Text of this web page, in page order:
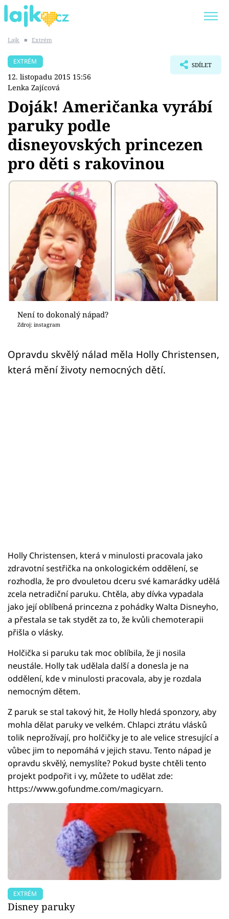
SHOPAHOLICADEL
Témata
Showbyznys
Youtubeři
Virály
Sex a vztahy
Videa
Sledujte prima+
Přihlášení
Sledujte nás
Lajk ■ Extrém
EXTRÉM
12. listopadu 2015 15:56
Lenka Zajícová
SDÍLET
Doják! Američanka vyrábí
paruky podle
disneyovských princezen
pro děti s rakovinou
Není to dokonalý nápad?
Zdroj: instagram
Opravdu skvělý nálad měla Holly Christensen,
která mění životy nemocných dětí.
Holly Christensen, která v minulosti pracovala jako
zdravotní sestřička na onkologickém oddělení, se
rozhodla, že pro dvouletou dceru své kamarádky udělá
zcela netradiční paruku. Chtěla, aby dívka vypadala
jako její oblíbená princezna z pohádky Walta Disneyho,
a přestala se tak stydět za to, že kvůli chemoterapii
přišla o vlásky.
Holčička si paruku tak moc oblíbila, že ji nosila
neustále. Holly tak udělala další a donesla je na
oddělení, kde v minulosti pracovala, aby je rozdala
nemocným dětem.
Z paruk se stal takový hit, že Holly hledá sponzory, aby
mohla dělat paruky ve velkém. Chlapci ztrátu vlásků
tolik neprožívají, pro holčičky je to ale velice stresující a
vůbec jim to nepomáhá v jejich stavu. Tento nápad je
opravdu skvělý, nemyslíte? Pokud byste chtěli tento
projekt podpořit i vy, můžete to udělat zde:
https://www.gofundme.com/magicyarn.
EXTRÉM
Disney paruky